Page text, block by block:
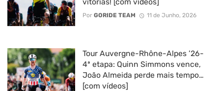
vitórias! [com vídeos]
Por GORIDE TEAM 11 de Junho, 2026
Tour Auvergne-Rhône-Alpes ’26-
4ª etapa: Quinn Simmons vence,
João Almeida perde mais tempo…
[com vídeos]